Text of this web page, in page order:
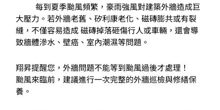
每到夏季颱風頻繁，豪雨強風對建築外牆造成巨
大壓力。若外牆老舊、矽利康老化、磁磚膨共或有裂
縫，不僅容易造成 磁磚掉落砸傷行人或車輛，還會導
致牆體滲水、壁癌、室內潮濕等問題。
翔昇提醒您，外牆問題不能等到颱風過後才處理！
颱風來臨前，建議進行一次完整的外牆巡檢與修繕保
養。